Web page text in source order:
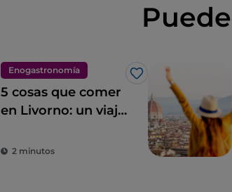
Enogastronomía
Me gusta
5 cosas que comer
en Livorno: un viaje
ciudad de
2 minutos